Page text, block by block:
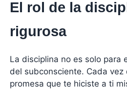
El rol de la
rigurosa
La disciplina no es solo para
del subconsciente. Cada vez
promesa que te hiciste a ti